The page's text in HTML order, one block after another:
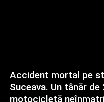
Accident mortal pe
Suceava. Un tânăr
motocicletă